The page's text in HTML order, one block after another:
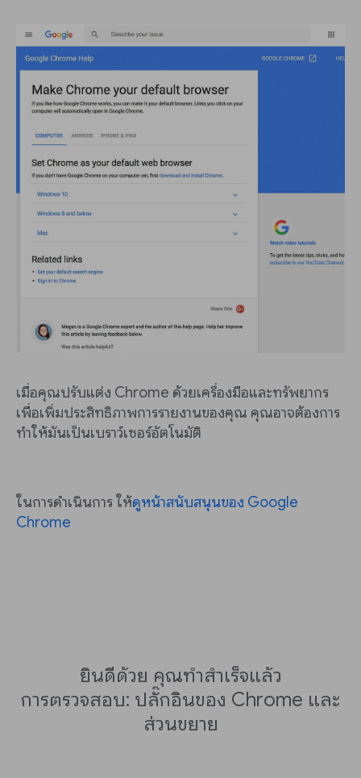
เมื่อคุณปรับแต่ง Chrome ด้วยเครื่องมือและทรัพยากร
เพื่อเพิ่มประสิทธิภาพการรายงานของคุณ คุณอาจต้องการ
ทำให้มันเป็นเบราว์เซอร์อัตโนมัติ
ในการดำเนินการ ให้ดูหน้าสนับสนุนของ Google
Chrome
ยินดีด้วย คุณทำสำเร็จแล้ว
การตรวจสอบ: ปลั๊กอินของ Chrome และ
ส่วนขยาย